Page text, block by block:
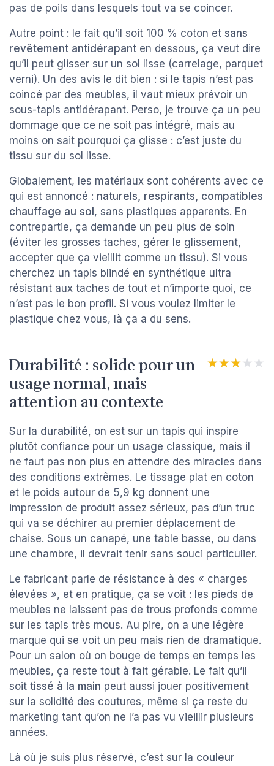
pas de poils dans lesquels tout va se coincer.
Autre point : le fait qu’il soit 100 % coton et sans
revêtement antidérapant en dessous, ça veut dire
qu’il peut glisser sur un sol lisse (carrelage, parquet
verni). Un des avis le dit bien : si le tapis n’est pas
coincé par des meubles, il vaut mieux prévoir un
sous-tapis antidérapant. Perso, je trouve ça un peu
dommage que ce ne soit pas intégré, mais au
moins on sait pourquoi ça glisse : c’est juste du
tissu sur du sol lisse.
Globalement, les matériaux sont cohérents avec ce
qui est annoncé : naturels, respirants, compatibles
chauffage au sol , sans plastiques apparents. En
contrepartie, ça demande un peu plus de soin
(éviter les grosses taches, gérer le glissement,
accepter que ça vieillit comme un tissu). Si vous
cherchez un tapis blindé en synthétique ultra
résistant aux taches de tout et n’importe quoi, ce
n’est pas le bon profil. Si vous voulez limiter le
plastique chez vous, là ça a du sens.
Durabilité : solide pour un
usage normal, mais
attention au contexte
★★★★★
★★★★★
Sur la durabilité, on est sur un tapis qui inspire
plutôt confiance pour un usage classique, mais il
ne faut pas non plus en attendre des miracles dans
des conditions extrêmes. Le tissage plat en coton
et le poids autour de 5,9 kg donnent une
impression de produit assez sérieux, pas d’un truc
qui va se déchirer au premier déplacement de
chaise. Sous un canapé, une table basse, ou dans
une chambre, il devrait tenir sans souci particulier.
Le fabricant parle de résistance à des « charges
élevées », et en pratique, ça se voit : les pieds de
meubles ne laissent pas de trous profonds comme
sur les tapis très mous. Au pire, on a une légère
marque qui se voit un peu mais rien de dramatique.
Pour un salon où on bouge de temps en temps les
meubles, ça reste tout à fait gérable. Le fait qu’il
soit tissé à la main peut aussi jouer positivement
sur la solidité des coutures, même si ça reste du
marketing tant qu’on ne l’a pas vu vieillir plusieurs
années.
Là où je suis plus réservé, c’est sur la couleur